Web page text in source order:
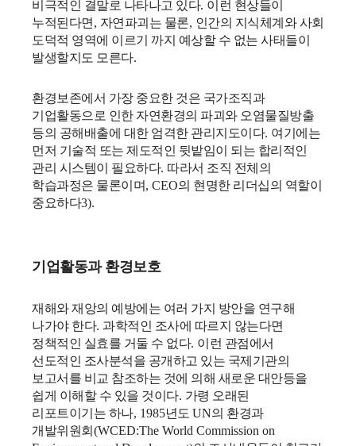
비극적인 결말로 나타나고 있다. 이런 현상들이
누적된다면 , 자연파괴는 물론, 인간의 지식체계와 사회
도덕적 영역에 이르기 까지 예상할 수 없는 사태들이
발생할지도 모른다.
환경보존에서 가장 중요한 것은 국가조직과
기업활동으로 인한 자연환경의 파괴와 오염물질방출
등의 공해배출에 대한 엄격한 관리지도이다. 여기에는
먼저 기술적 또는 제도적인 뒷밭임이 되는 합리적인
관리 시스템이 필요하다. 따라서 조직 전체의
학습과정은 물론이며, CEO의 현명한 리더십의 역할이
중요하다3).
기업활동과 환경보호
재해와 재앙의 예방에는 여러 가지 방안을 연구해
나가야 한다. 과학적인 조사에 따르지 않는다면
정책적인 실효를 거둘 수 없다. 이런 관점에서
선도적인 조사분석을 공개하고 있는 국제기관의
보고서를 비교 참조하는 것에 의해 새로운 대안등을
쉽게 이해할 수 있을 것이다. 가령 오래된
리포트이기는 하나, 1985년도 UN의 환경과
개발위원회 (WCED:The World Commission on